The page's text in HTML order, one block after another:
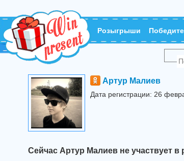
Розыгрыши
Артур Малиев
Дата регистрации: 26
Сейчас Артур Малиев не участвует